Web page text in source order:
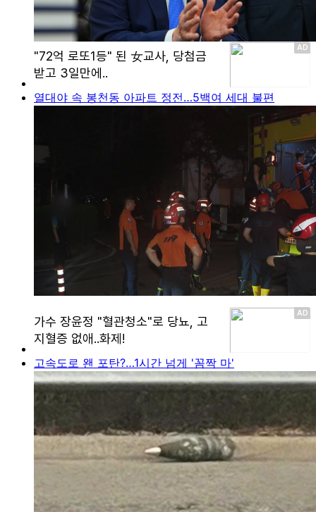
열대야 속 봉천동 아파트 정전…5백여 세대 불편
고속도로 왠 포탄?…1시간 넘게 '꼼짝 마'